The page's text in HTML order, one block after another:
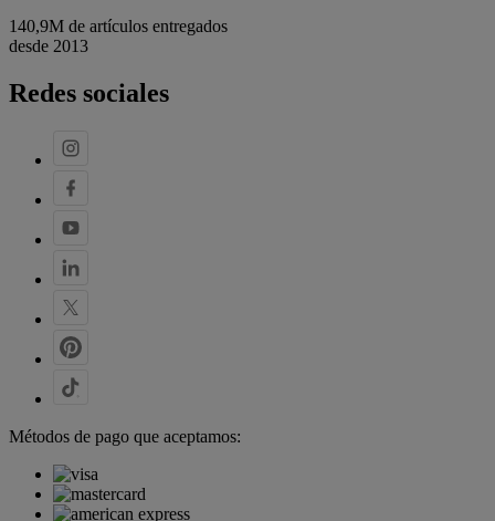
140,9M de artículos entregados
desde 2013
Redes sociales
Métodos de pago que aceptamos: